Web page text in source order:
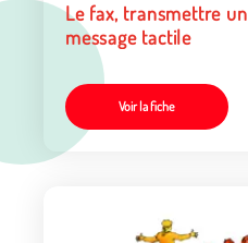
Le fax, transmettre un
message tactile
Voir la fiche